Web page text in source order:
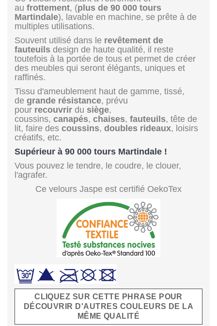
au frottement, (plus de 90 000 tours
Martindale), lavable en machine, se prête à de
multiples utilisations.
Souvent utilisé dans le revêtement de
fauteuils design de haute qualité, il reste
toutefois à la portée de tous et permet de créer
des meubles qui seront élégants, uniques et
raffinés.
Tissu d'ameublement haut de gamme, tissé,
de grande résistance, prévu
pour recouvrir du siège,
coussins, canapés, chaises, fauteuils, tête de
lit, faire des coussins, doubles rideaux, loisirs
créatifs, etc.
Supérieur à 90 000 tours Martindale !
Vous pouvez le tendre, le coudre, le clouer,
l'agrafer.
Ce velours Jaspe est certifié OekoTex
CLIQUEZ SUR CETTE PHRASE POUR
DÉCOUVRIR D'AUTRES COULEURS DE LA
MÊME QUALITÉ